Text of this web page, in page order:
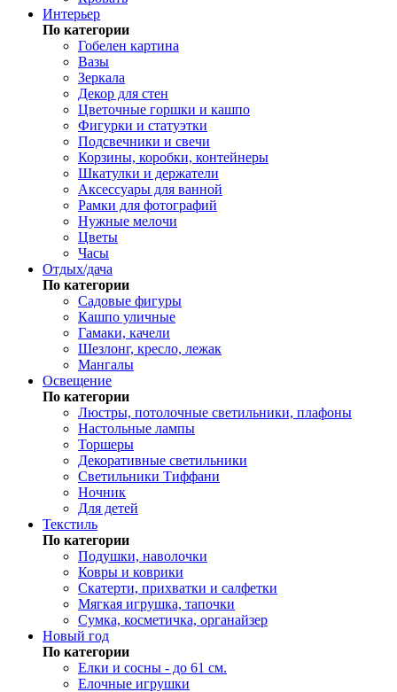
Интерьер
По категории
Гобелен картина
Вазы
Зеркала
Декор для стен
Цветочные горшки и кашпо
Фигурки и статуэтки
Подсвечники и свечи
Корзины, коробки, контейнеры
Шкатулки и держатели
Аксессуары для ванной
Рамки для фотографий
Нужные мелочи
Цветы
Часы
Отдых/дача
По категории
Садовые фигуры
Кашпо уличные
Гамаки, качели
Шезлонг, кресло, лежак
Мангалы
Освещение
По категории
Люстры, потолочные светильники, плафоны
Настольные лампы
Торшеры
Декоративные светильники
Светильники Тиффани
Ночник
Для детей
Текстиль
По категории
Подушки, наволочки
Ковры и коврики
Скатерти, прихватки и салфетки
Мягкая игрушка, тапочки
Сумка, косметичка, органайзер
Новый год
По категории
Елки и сосны - до 61 см.
Елочные игрушки